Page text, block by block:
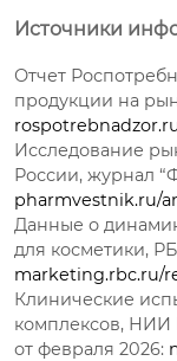
Источники
Отчет
продукции на
Исследование
России, журнал
pharmvestnik.ru/
Данные о
для косметики,
marketing.rbc.ru/
Клинические
комплексов, НИИ
от февраля 2026: